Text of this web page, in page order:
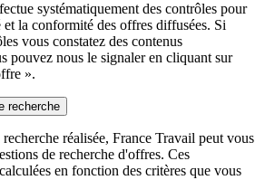
systématiquement des contrôles pour
la conformité des offres diffusées. Si
vous constatez des contenus
pouvez nous le signaler en cliquant sur
».
recherche
réalisée, France Travail peut vous
de recherche d'offres. Ces
en fonction des critères que vous